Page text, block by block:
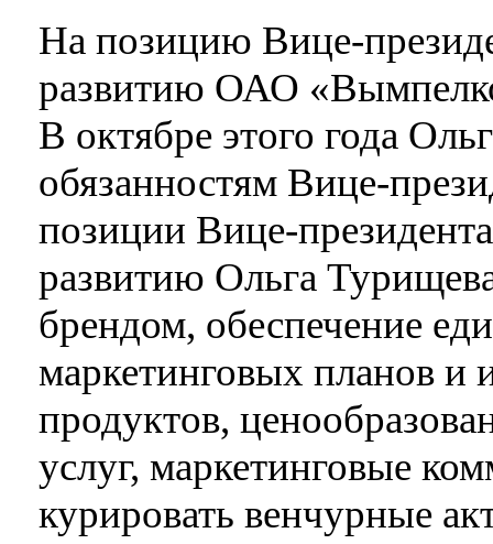
На позицию Вице-
развитию ОАО
В октябре этого года
обязанностям Вице-
позиции Вице-
развитию Ольга
брендом, обеспечение
маркетинговых планов и
продуктов,
услуг, маркетинговые
курировать венчурные